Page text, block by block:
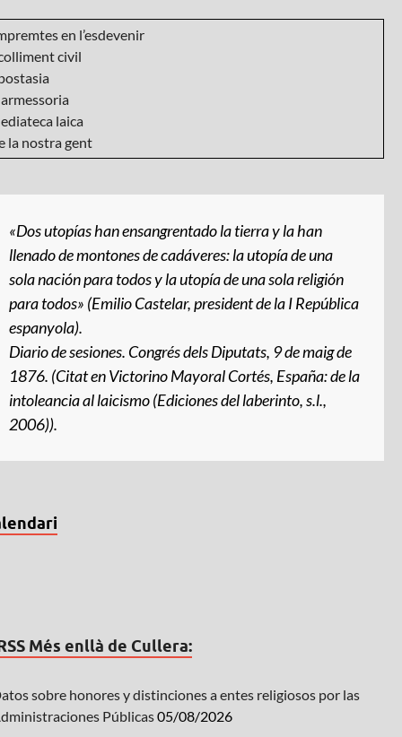
en l’esdevenir
civil
laica
la nostra gent
«Dos utopías han ensangrentado la tierra y la han
llenado de montones de cadáveres: la utopía de una
sola nación para todos y la utopía de una sola religión
para todos» (Emilio Castelar, president de la I República
espanyola).
Diario de sesiones. Congrés dels Diputats, 9 de maig de
1876. (Citat en Victorino Mayoral Cortés, España: de la
intoleancia al laicismo(Ediciones del laberinto, s.l.,
2006)).
Més enllà de Cullera:
sobre honores y distinciones a entes religiosos por las
Públicas05/08/2026